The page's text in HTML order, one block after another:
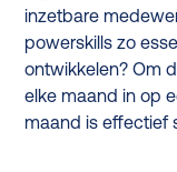
inzetbare
powerskills zo
ontwikkelen? Om
elke maand in op
maand is effectief